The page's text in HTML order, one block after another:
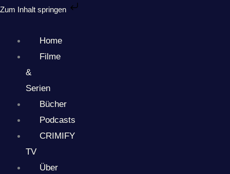
Zum Inhalt springen
Zum
Home
Filme
&
Serien
Bücher
Podcasts
CRIMIFY
TV
Über